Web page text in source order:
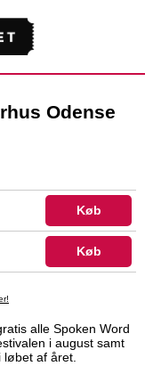
Odense
Køb
Køb
alle Spoken Word
i august samt
af året.